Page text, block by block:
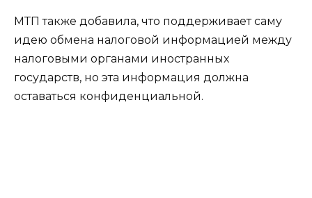
МТП также добавила, что поддерживает саму
идею обмена налоговой информацией между
налоговыми органами иностранных
государств, но эта информация должна
оставаться конфиденциальной.